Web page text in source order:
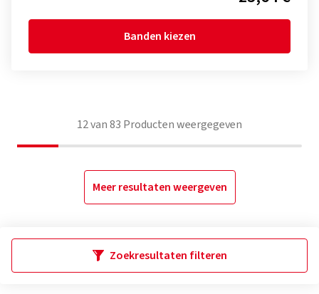
Banden kiezen
12van83 Producten weergegeven
Meer resultaten weergeven
Zoekresultaten filteren